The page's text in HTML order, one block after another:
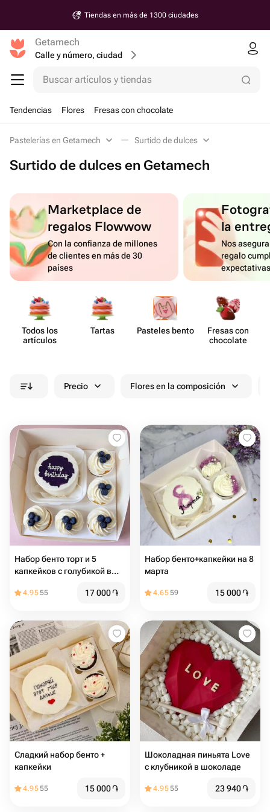
Tiendas en más de 1300 ciudades
Getamech
Calle y número, ciudad
Buscar artículos y tiendas
Tendencias Flores Fresas con chocolate
Pastelerías en Getamech Surtido de dulces
Surtido de dulces en Getamech
Marketplace de
regalos Flowwow
Con la confianza de millones
de clientes en más de 30
países
la
Nos
regalo
Todos los
artículos
Tartas Pasteles bento
Fresas con
chocolate
Precio Flores en la composición
Набор бенто торт и 5
капкейков с голубикой в
4.9555 17 000֏
Набор бенто+капкейки на 8
марта
4.6559 15 000֏
Сладкий набор бенто +
капкейки
4.9555 15 000֏
Шоколадная пиньята Love
с клубникой в шоколаде
4.9555 23 940֏